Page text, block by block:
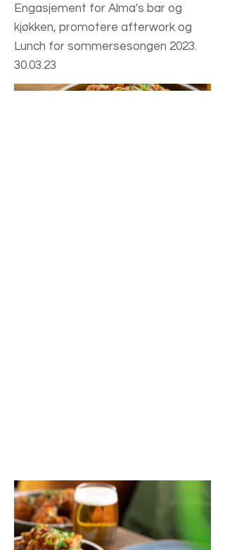
Engasjement for Alma's bar og
kjøkken, promotere afterwork og
Lunch for sommersesongen 2023.
30.03.23